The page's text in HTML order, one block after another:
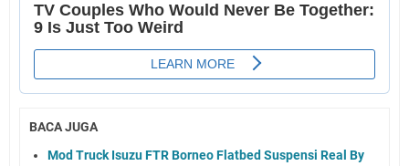
BACA JUGA
Mod Truck Isuzu FTR Borneo Flatbed Suspensi Real By